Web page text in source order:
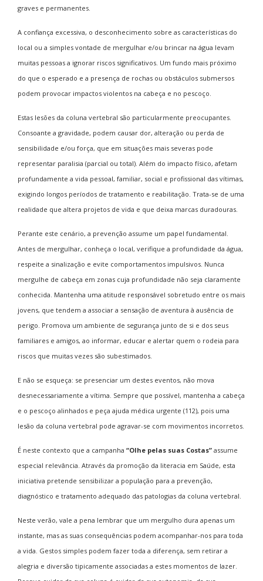
graves e permanentes.
A confiança excessiva, o desconhecimento sobre as características do
local ou a simples vontade de mergulhar e/ou brincar na água levam
muitas pessoas a ignorar riscos significativos. Um fundo mais próximo
do que o esperado e a presença de rochas ou obstáculos submersos
podem provocar impactos violentos na cabeça e no pescoço.
Estas lesões da coluna vertebral são particularmente preocupantes.
Consoante a gravidade, podem causar dor, alteração ou perda de
sensibilidade e/ou força, que em situações mais severas pode
representar paralisia (parcial ou total). Além do impacto físico, afetam
profundamente a vida pessoal, familiar, social e profissional das vítimas,
exigindo longos períodos de tratamento e reabilitação. Trata-se de uma
realidade que altera projetos de vida e que deixa marcas duradouras.
Perante este cenário, a prevenção assume um papel fundamental.
Antes de mergulhar, conheça o local, verifique a profundidade da água,
respeite a sinalização e evite comportamentos impulsivos. Nunca
mergulhe de cabeça em zonas cuja profundidade não seja claramente
conhecida. Mantenha uma atitude responsável sobretudo entre os mais
jovens, que tendem a associar a sensação de aventura à ausência de
perigo. Promova um ambiente de segurança junto de si e dos seus
familiares e amigos, ao informar, educar e alertar quem o rodeia para
riscos que muitas vezes são subestimados.
E não se esqueça: se presenciar um destes eventos, não mova
desnecessariamente a vítima. Sempre que possível, mantenha a cabeça
e o pescoço alinhados e peça ajuda médica urgente (112), pois uma
lesão da coluna vertebral pode agravar-se com movimentos incorretos.
É neste contexto que a campanha “Olhe pelas suas Costas” assume
especial relevância. Através da promoção da literacia em Saúde, esta
iniciativa pretende sensibilizar a população para a prevenção,
diagnóstico e tratamento adequado das patologias da coluna vertebral.
Neste verão, vale a pena lembrar que um mergulho dura apenas um
instante, mas as suas consequências podem acompanhar-nos para toda
a vida. Gestos simples podem fazer toda a diferença, sem retirar a
alegria e diversão tipicamente associadas a estes momentos de lazer.